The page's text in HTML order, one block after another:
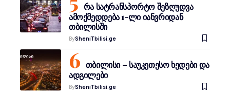
რა სატრანსპორტო შეზღუდვა
ამოქმედდება 1-ლი იანვრიდან
თბილისში
BySheniTbilisi.ge
თბილისი – საუკეთესო ხედები და
ადგილები
BySheniTbilisi.ge